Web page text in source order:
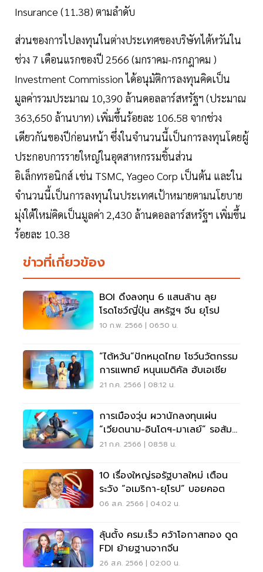
Insurance (11.38) ตามลำดับ
ส่วนของการไปลงทุนในต่างประเทศของบริษัทไต้หวันใน
ช่วง 7 เดือนแรกของปี 2566 (มกราคม-กรกฎาคม )
Investment Commission ได้อนุมัติการลงทุนคิดเป็น
มูลค่ารวมประมาณ 10,390 ล้านดอลลาร์สหรัฐฯ (ประมาณ
363,650 ล้านบาท) เพิ่มขึ้นร้อยละ 106.58 จากช่วง
เดียวกันของปีก่อนหน้า ซึ่งในจำนวนนี้เป็นการลงทุนโดยผู้
ประกอบการรายใหญ่ในอุตสาหกรรมชิ้นส่วน
อิเล็กทรอนิกส์ เช่น TSMC, Yageo Corp เป็นต้น และใน
จำนวนนี้เป็นการลงทุนในประเทศเป้าหมายตามนโยบาย
มุ่งใต้ใหม่คิดเป็นมูลค่า 2,430 ล้านดอลลาร์สหรัฐฯ เพิ่มขึ้น
ร้อยละ 10.38
ข่าวที่เกี่ยวข้อง
BOI ดึงลงทุน 6 แสนล้าน ลุย
โรดโชว์ญี่ปุ่น สหรัฐฯ จีน ยุโรป
10 ก.พ. 2566 | 06:50 น.
“ไต้หวัน”ปักหมุดไทย โชว์นวัตกรรม
การแพทย์ หนุนเมดิคัล ฮับเอเชีย
21 ก.ค. 2566 | 08:12 น.
การเมืองวุ่น ผวานักลงทุนเผ่น
“เวียดนาม-อินโดฯ-มาเลย์” รอส้ม
หล่น
21 ก.ค. 2566 | 08:58 น.
10 เรื่องใหญ่รอรัฐบาลใหม่ เตือน
ระวัง “อเมริกา-ยุโรป” บอยคอต
06 ส.ค. 2566 | 04:02 น.
ลุ้นตั้ง ครม.เร็ว คว้าโอกาสทอง ดูด
FDI ย้ายฐานจากจีน
26 ส.ค. 2566 | 02:00 น.